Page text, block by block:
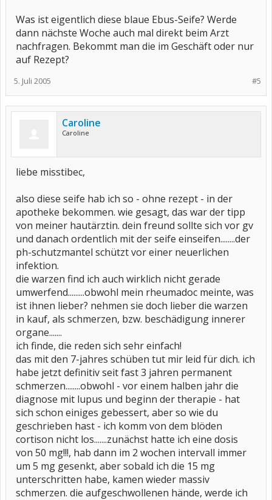
Was ist eigentlich diese blaue Ebus-Seife? Werde
dann nächste Woche auch mal direkt beim Arzt
nachfragen. Bekommt man die im Geschäft oder nur
auf Rezept?
#5
5. Juli 2005
Caroline
Caroline
liebe misstibec,
also diese seife hab ich so - ohne rezept - in der
apotheke bekommen. wie gesagt, das war der tipp
von meiner hautärztin. dein freund sollte sich vor gv
und danach ordentlich mit der seife einseifen........der
ph-schutzmantel schützt vor einer neuerlichen
infektion.
die warzen find ich auch wirklich nicht gerade
umwerfend.........obwohl mein rheumadoc meinte, was
ist ihnen lieber? nehmen sie doch lieber die warzen
in kauf, als schmerzen, bzw. beschädigung innerer
organe.......
ich finde, die reden sich sehr einfach!
das mit den 7-jahres schüben tut mir leid für dich. ich
habe jetzt definitiv seit fast 3 jahren permanent
schmerzen........obwohl - vor einem halben jahr die
diagnose mit lupus und beginn der therapie - hat
sich schon einiges gebessert, aber so wie du
geschrieben hast - ich komm von dem blöden
cortison nicht los.......zunächst hatte ich eine dosis
von 50 mg!!!, hab dann im 2 wochen intervall immer
um 5 mg gesenkt, aber sobald ich die 15 mg
unterschritten habe, kamen wieder massiv
schmerzen. die aufgeschwollenen hände, werde ich